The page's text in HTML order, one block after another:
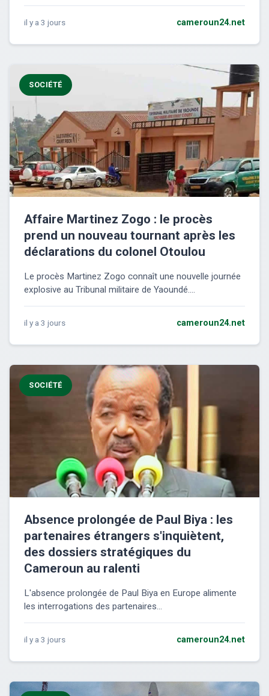
il y a 3 jours cameroun24.net
SOCIÉTÉ
Affaire Martinez Zogo : le procès
prend un nouveau tournant après les
déclarations du colonel Otoulou
Le procès Martinez Zogo connaît une nouvelle journée
explosive au Tribunal militaire de Yaoundé....
il y a 3 jours cameroun24.net
SOCIÉTÉ
Absence prolongée de Paul Biya : les
partenaires étrangers s'inquiètent,
des dossiers stratégiques du
Cameroun au ralenti
L'absence prolongée de Paul Biya en Europe alimente
les interrogations des partenaires...
il y a 3 jours cameroun24.net